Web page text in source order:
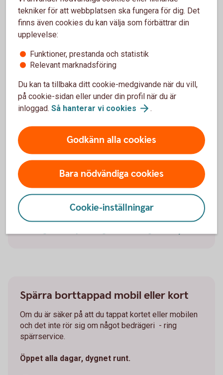
Kontakta banken omgående om pengar försvunnit.
Meddela din arbetsgivare så att denne kan
genomföra de åtgärder som behövs.
Tips!
Skydda dig mot bedragare
För att undvika bedrägerier är det viktigt att aldrig
lämna ut kortnummer, koder eller liknande. Läs mer
om vanliga bedrägerier och hur du kan skydda dig
mot dem.
Spärra borttappad mobil eller kort
Om du är säker på att du tappat kortet eller mobilen
och det inte rör sig om något bedrägeri - ring
spärrservice.
Öppet alla dagar, dygnet runt.
tekniker för att webbplatsen ska fungera för dig. Det
finns även cookies du kan välja som förbättrar din
upplevelse:
Funktioner, prestanda och statistik
Relevant marknadsföring
Du kan ta tillbaka ditt cookie-medgivande när du vill,
på cookie-sidan eller under din profil när du är
inloggad. Så hanterar vi cookies .
Godkänn alla cookies
Bara nödvändiga cookies
Cookie-inställningar